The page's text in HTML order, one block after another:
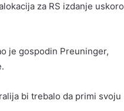
za RS izdanje uskoro
je gospodin Preuninger,
bi trebalo da primi svoju